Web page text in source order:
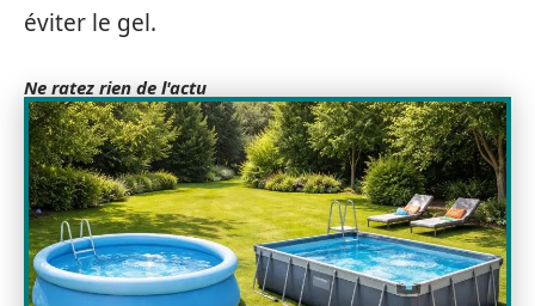
éviter le gel.
Ne ratez rien de l'actu